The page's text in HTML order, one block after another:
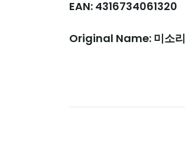
EAN: 4316734061320
Original Name: 미소리